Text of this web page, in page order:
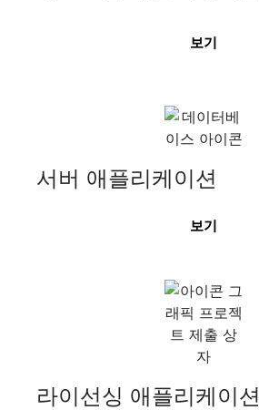
보기
서버 애플리케이션
보기
라이선싱 애플리케이션